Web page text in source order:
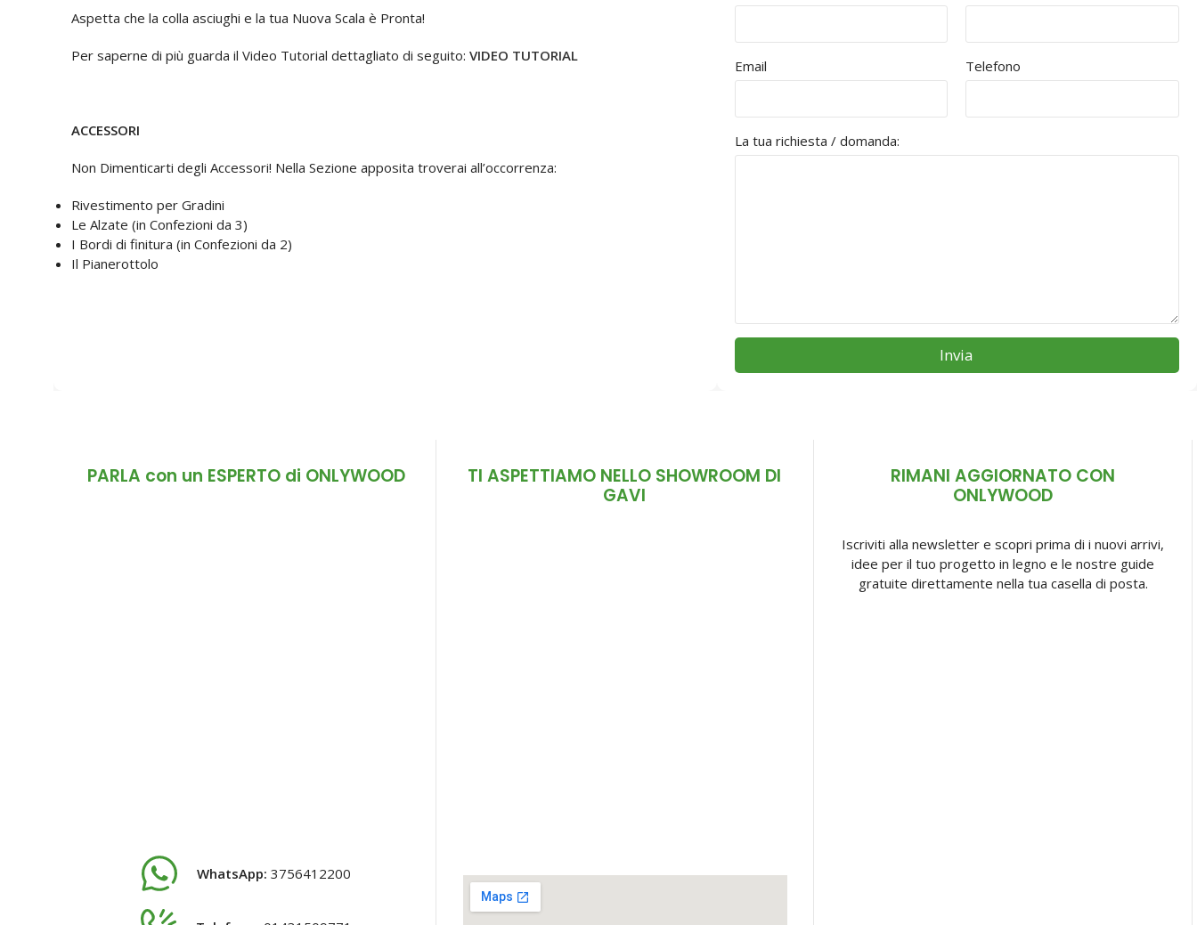
Aspetta che la colla asciughi e la tua Nuova Scala è Pronta!
Per saperne di più guarda il Video Tutorial dettagliato di seguito: VIDEO TUTORIAL
ACCESSORI
Non Dimenticarti degli Accessori! Nella Sezione apposita troverai all’occorrenza:
Rivestimento per Gradini
Le Alzate (in Confezioni da 3)
I Bordi di finitura (in Confezioni da 2)
Il Pianerottolo
Email Telefono
La tua richiesta / domanda:
Invia
PARLA con un ESPERTO di ONLYWOOD
WhatsApp: 3756412200
TI ASPETTIAMO NELLO SHOWROOM DI
GAVI
RIMANI AGGIORNATO CON
ONLYWOOD
Iscriviti alla newsletter e scopri prima di i nuovi arrivi,
idee per il tuo progetto in legno e le nostre guide
gratuite direttamente nella tua casella di posta.